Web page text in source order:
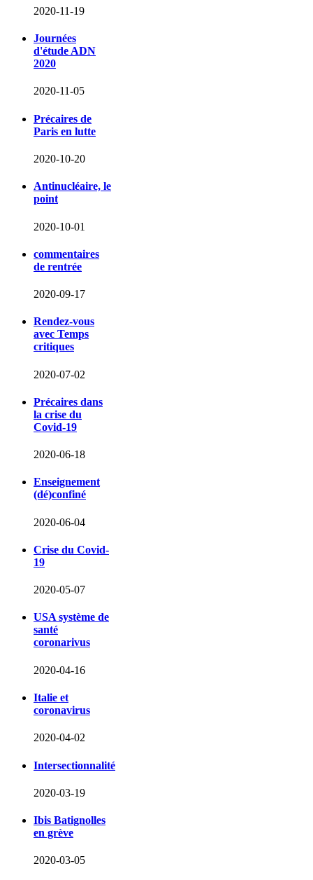
2020-11-19
Journées
d'étude ADN
2020
2020-11-05
Précaires de
Paris en lutte
2020-10-20
Antinucléaire, le
point
2020-10-01
commentaires
de rentrée
2020-09-17
Rendez-vous
avec Temps
critiques
2020-07-02
Précaires dans
la crise du
Covid-19
2020-06-18
Enseignement
(dé)confiné
2020-06-04
Crise du Covid-
19
2020-05-07
USA système de
santé
coronarivus
2020-04-16
Italie et
coronavirus
2020-04-02
Intersectionnalité
2020-03-19
Ibis Batignolles
en grève
2020-03-05